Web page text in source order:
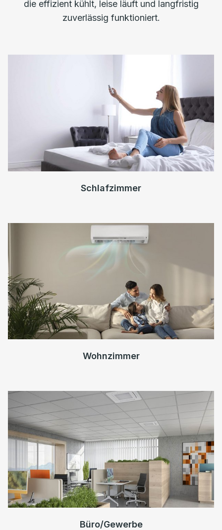
die effizient kühlt, leise läuft und langfristig
zuverlässig funktioniert.
Schlafzimmer
Wohnzimmer
Büro/Gewerbe